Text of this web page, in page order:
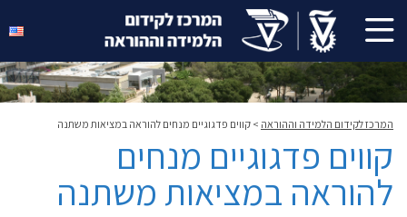
המרכז לקידום הלמידה וההוראה > קווים פדגוגיים מנחים להוראה במציאות משתנה
קווים פדגוגיים מנחים
להוראה במציאות משתנה